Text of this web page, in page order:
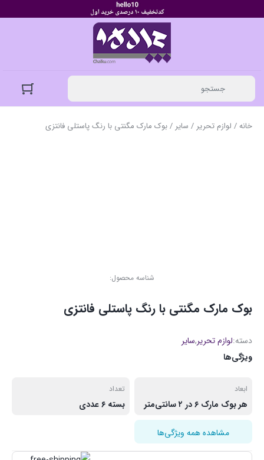
خانه/ لوازم تحریر / سایر / بوک مارک مگنتی با رنگ پاستلی فانتزی
شناسه محصول:
بوک مارک مگنتی با رنگ پاستلی فانتزی
دسته:لوازم تحریر,سایر
ویژگی‌ها
ابعاد
هر بوک مارک ۶ در ۲ سانتی‌متر
تعداد
بسته ۶ عددی
مشاهده همه ویژگی‌ها